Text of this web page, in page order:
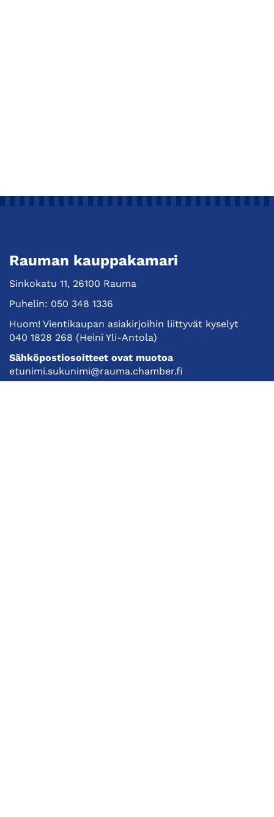
Rauman kauppakamari
Sinkokatu 11, 26100 Rauma
Puhelin: 050 348 1336
Huom! Vientikaupan asiakirjoihin liittyvät kyselyt
040 1828 268 (Heini Yli-Antola)
Sähköpostiosoitteet ovat muotoa
etunimi.sukunimi@rauma.chamber.fi